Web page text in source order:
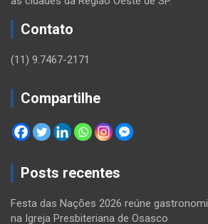
Contato
(11) 9.7467-2171
Compartilhe
Posts recentes
Festa das Nações 2026 reúne
na Igreja Presbiteriana de Osasco